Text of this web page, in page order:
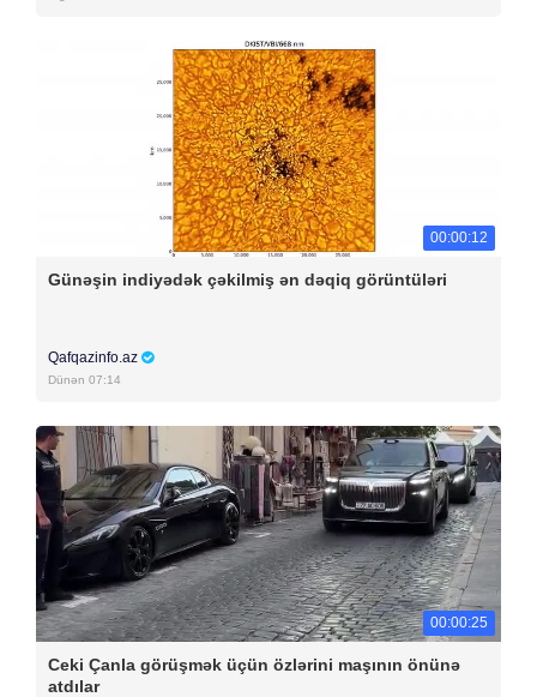
00:00:12
Günəşin indiyədək çəkilmiş ən dəqiq görüntüləri
Qafqazinfo.az
Dünən 07:14
00:00:25
Ceki Çanla görüşmək üçün özlərini maşının önünə
atdılar